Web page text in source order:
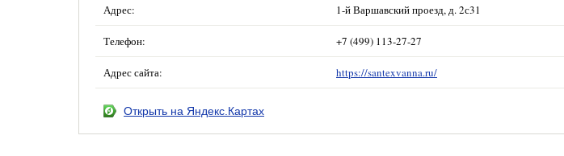
Адрес: 1-й Варшавский проезд, д. 2с31
Телефон: +7 (499) 113-27-27
Адрес сайта: https://santexvanna.ru/
Открыть на Яндекс.Картах